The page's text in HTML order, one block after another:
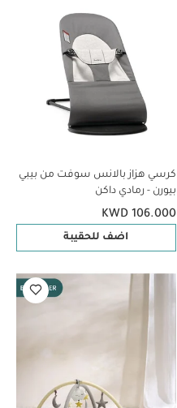
كرسي هزاز بالانس سوفت من بيبي
بيورن - رمادي داكن
KWD 106.000
اضف للحقيبة